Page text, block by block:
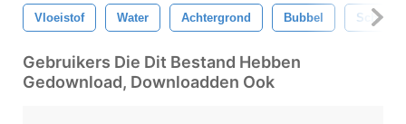
Vloeistof Water Achtergrond Bubbel Schuim
Gebruikers Die Dit Bestand Hebben
Gedownload, Downloadden Ook